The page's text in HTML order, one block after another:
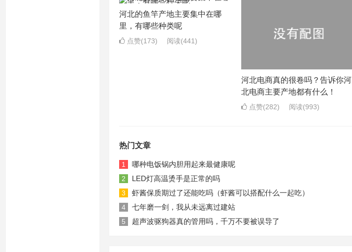
河北的鱼竿产地主要集中在哪
里，有哪些种类呢
点赞(173) 阅读(441)
河北电商真的很卷吗？告诉你河
北电商主要产地都有什么！
点赞(282) 阅读(993)
热门文章
1 哪种电饭锅内胆用起来最健康呢
2 LED灯高温烫手是正常的吗
3 虾酱保质期过了还能吃吗（虾酱可以搭配什么一起吃）
4 七年磨一剑，我从未远离过建站
5 超声波驱狗器真的管用吗，千万不要被误导了